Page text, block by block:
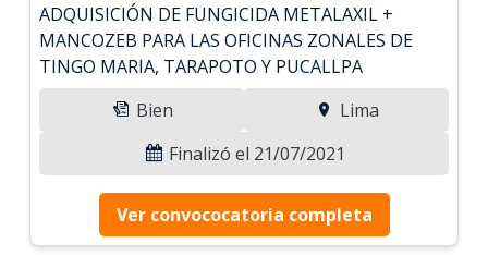
ADQUISICIÓN DE FUNGICIDA METALAXIL +
MANCOZEB PARA LAS OFICINAS ZONALES DE
TINGO MARIA, TARAPOTO Y PUCALLPA
Bien
Lima
Finalizó el 21/07/2021
Ver convococatoria completa